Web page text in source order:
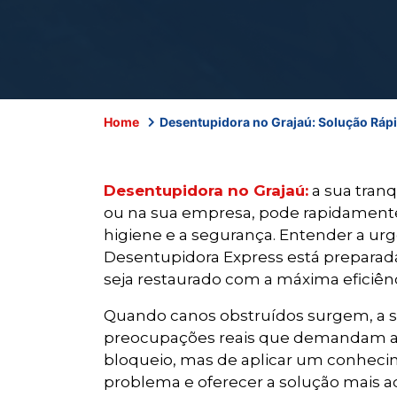
Home Desentupidora no Grajaú: Solução
Desentupidora no Grajaú: a sua
ou na sua empresa, pode
higiene e a segurança. Entender a
Desentupidora Express está
seja restaurado com a máxima
Quando canos obstruídos surgem, a
preocupações reais que demandam
bloqueio, mas de aplicar um
problema e oferecer a solução mais